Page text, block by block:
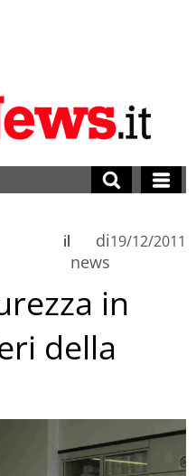
di
news
il 19/12/2011
in
della